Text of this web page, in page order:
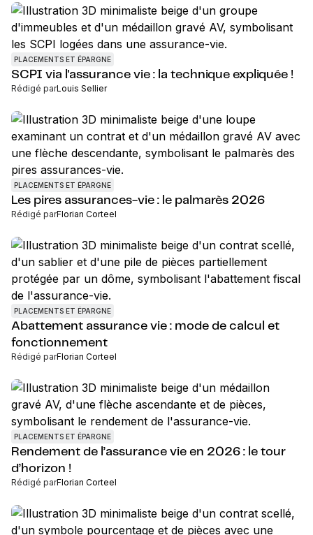
PLACEMENTS ET ÉPARGNE
SCPI via l'assurance vie : la technique expliquée !
Rédigé parLouis Sellier
PLACEMENTS ET ÉPARGNE
Les pires assurances-vie : le palmarès 2026
Rédigé parFlorian Corteel
PLACEMENTS ET ÉPARGNE
Abattement assurance vie : mode de calcul et
fonctionnement
Rédigé parFlorian Corteel
PLACEMENTS ET ÉPARGNE
Rendement de l’assurance vie en 2026 : le tour
d’horizon !
Rédigé parFlorian Corteel